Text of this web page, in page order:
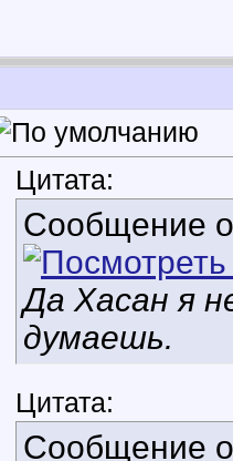
Цитата:
Сообщение
Да Хасан я
думаешь.
Цитата:
Сообщение